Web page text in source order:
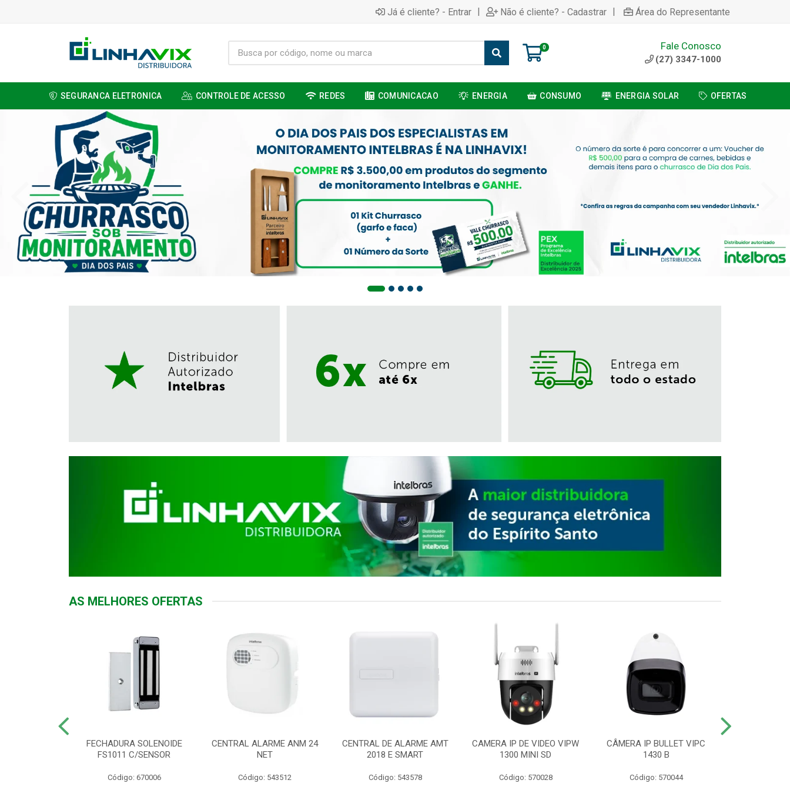
Já é cliente? - Entrar | Não é cliente? - Cadastrar | Área do Representante
0 Fale Conosco
(27) 3347-1000
SEGURANCA ELETRONICA CONTROLE DE ACESSO REDES COMUNICACAO ENERGIA CONSUMO ENERGIA SOLAR OFERTAS
AS MELHORES OFERTAS
FECHADURA SOLENOIDE
FS1011 C/SENSOR
Código: 670006
CENTRAL ALARME ANM 24
NET
Código: 543512
CENTRAL DE ALARME AMT
2018 E SMART
Código: 543578
CAMERA IP DE VIDEO VIPW
1300 MINI SD
Código: 570028
CÂMERA IP BULLET VIPC
1430 B
Código: 570044